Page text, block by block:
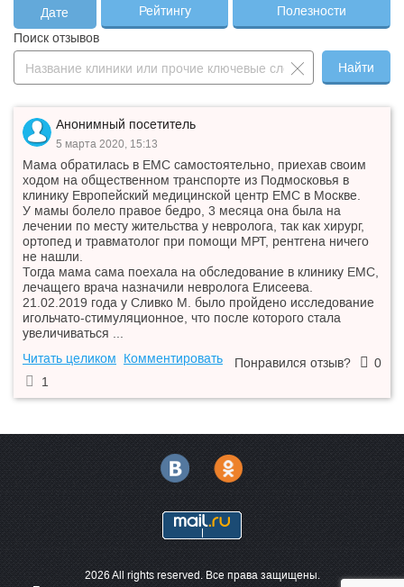
Дате Рейтингу
Полезности
Поиск отзывов
Найти
Анонимный посетитель
5 марта 2020, 15:13
Мама обратилась в ЕМС самостоятельно, приехав своим
ходом на общественном транспорте из Подмосковья в
клинику Европейский медицинской центр ЕМС в Москве.
У мамы болело правое бедро, 3 месяца она была на
лечении по месту жительства у невролога, так как хирург,
ортопед и травматолог при помощи МРТ, рентгена ничего
не нашли.
Тогда мама сама поехала на обследование в клинику ЕМС,
лечащего врача назначили невролога Елисеева.
21.02.2019 года у Сливко М. было пройдено исследование
игольчато-стимуляционное, что после которого стала
увеличиваться ...
Читать целиком
Комментировать Понравился отзыв?
0
1
2026 All rights reserved. Все права защищены.